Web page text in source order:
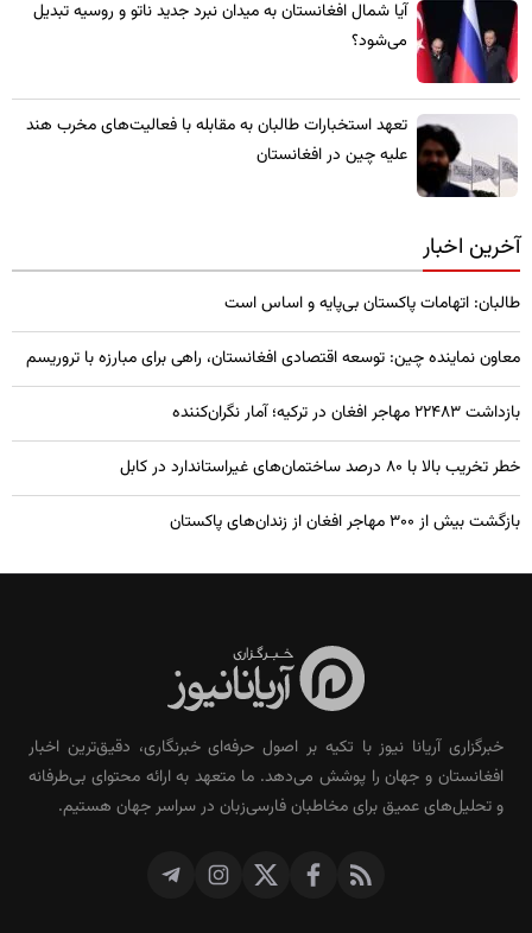
​آیا شمال افغانستان به میدان نبرد جدید ناتو و روسیه تبدیل
می‌شود؟
تعهد استخبارات طالبان به مقابله با فعالیت‌های مخرب هند
علیه چین در افغانستان
آخرین اخبار
طالبان: اتهامات پاکستان بی‌پایه و اساس است
معاون نماینده چین: توسعه اقتصادی افغانستان، راهی برای مبارزه با تروریسم
بازداشت ۲۲۴۸۳ مهاجر افغان در ترکیه؛ آمار نگران‌کننده
خطر تخریب بالا با ۸۰ درصد ساختمان‌های غیراستاندارد در کابل
بازگشت بیش از ۳۰۰ مهاجر افغان از زندان‌های پاکستان
خبرگزاری آریانا نیوز با تکیه بر اصول حرفه‌ای خبرنگاری، دقیق‌ترین اخبار
افغانستان و جهان را پوشش می‌دهد. ما متعهد به ارائه محتوای بی‌طرفانه
و تحلیل‌های عمیق برای مخاطبان فارسی‌زبان در سراسر جهان هستیم.